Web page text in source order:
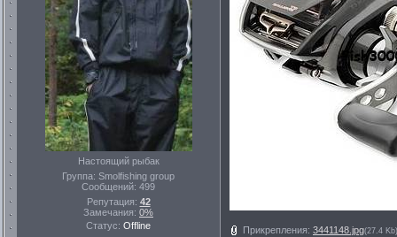
Настоящий рыбак
Группа: Smolfishing group
Сообщений: 499
Репутация: 42
Замечания: 0%
Статус: Offline Прикрепления: 3441148.jpg(27.4 Kb)